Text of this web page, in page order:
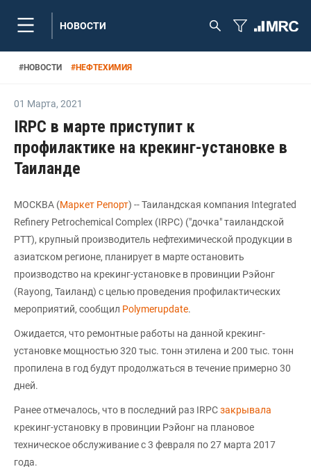
НОВОСТИ
#НОВОСТИ #НЕФТЕХИМИЯ
01 Марта, 2021
IRPC в марте приступит к
профилактике на крекинг-установке в
Таиланде
МОСКВА (Маркет Репорт) -- Таиландская компания Integrated
Refinery Petrochemical Complex (IRPC) ("дочка" таиландской
PTT), крупный производитель нефтехимической продукции в
азиатском регионе, планирует в марте остановить
производство на крекинг-установке в провинции Рэйонг
(Rayong, Таиланд) с целью проведения профилактических
мероприятий, сообщил Polymerupdate.
Ожидается, что ремонтные работы на данной крекинг-
установке мощностью 320 тыс. тонн этилена и 200 тыс. тонн
пропилена в год будут продолжаться в течение примерно 30
дней.
Ранее отмечалось, что в последний раз IRPCзакрывала
крекинг-установку в провинции Рэйонг на плановое
техническое обслуживание с 3 февраля по 27 марта 2017
года.